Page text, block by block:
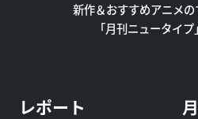
新作＆おすすめアニメの
「月刊ニュータイ
レポート